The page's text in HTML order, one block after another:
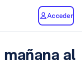
Acceder
al